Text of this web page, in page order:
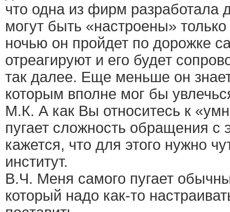
что одна из фирм разработала
могут быть «настроены»
ночью он пройдет по дорожке
отреагируют и его будет
так далее. Еще меньше он
которым вполне мог бы
М.К. А как Вы относитесь к
пугает сложность обращения с
кажется, что для этого нужно
институт.
В.Ч. Меня самого пугает
который надо как-то